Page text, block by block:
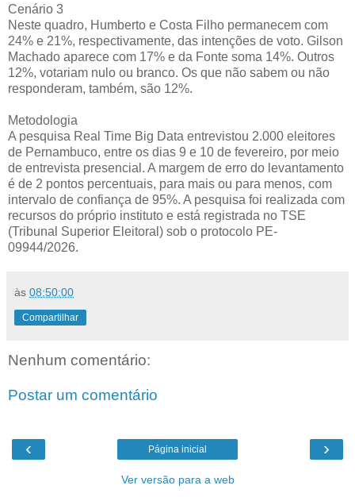
Cenário 3
Neste quadro, Humberto e Costa Filho permanecem com
24% e 21%, respectivamente, das intenções de voto. Gilson
Machado aparece com 17% e da Fonte soma 14%. Outros
12%, votariam nulo ou branco. Os que não sabem ou não
responderam, também, são 12%.
Metodologia
A pesquisa Real Time Big Data entrevistou 2.000 eleitores
de Pernambuco, entre os dias 9 e 10 de fevereiro, por meio
de entrevista presencial. A margem de erro do levantamento
é de 2 pontos percentuais, para mais ou para menos, com
intervalo de confiança de 95%. A pesquisa foi realizada com
recursos do próprio instituto e está registrada no TSE
(Tribunal Superior Eleitoral) sob o protocolo PE-
09944/2026.
às 08:50:00
Compartilhar
Nenhum comentário:
Postar um comentário
‹ ›
Página inicial
Ver versão para a web